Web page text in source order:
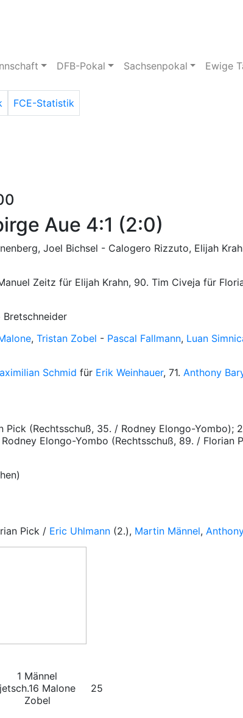
DFB-Pokal Sachsenpokal Ewige
FCE-Statistik
Aue 4:1 (2:0)
Joel Bichsel - Calogero Rizzuto, Elijah
Zeitz für Elijah Krahn, 90. Tim Civeja für
Bretschneider
, Tristan Zobel - Pascal Fallmann, Luan
Schmid für Erik Weinhauer, 71. Anthony
(Rechtsschuß, 35. / Rodney Elongo-Yombo);
Elongo-Yombo (Rechtsschuß, 89. / Florian
Pick / Eric Uhlmann (2.), Martin Männel,
1 Männel
Malone 25
Zobel